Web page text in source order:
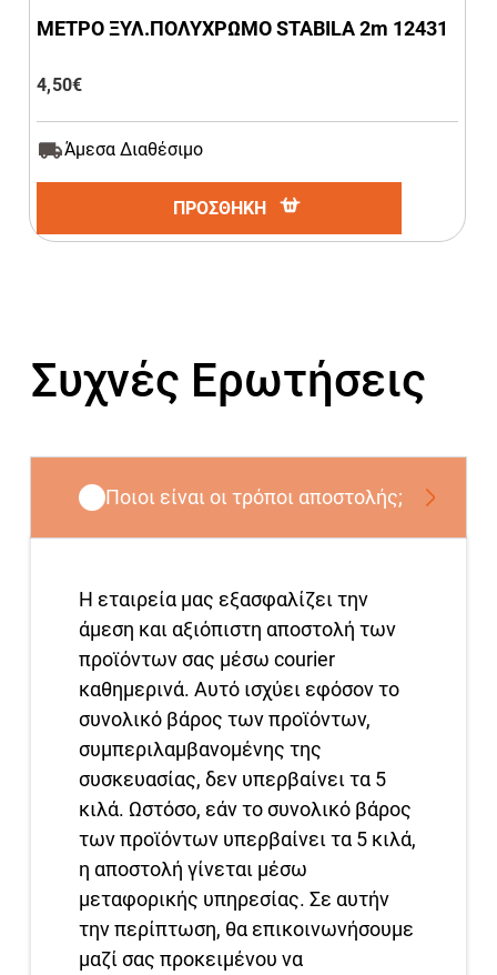
ΜΕΤΡΟ ΞΥΛ.ΠΟΛΥΧΡΩΜΟ STABILA 2m 12431
4,50€
Άμεσα Διαθέσιμο
ΠΡΟΣΘΗΚΗ
Συχνές Ερωτήσεις
Ποιοι είναι οι τρόποι αποστολής;
Η εταιρεία μας εξασφαλίζει την
άμεση και αξιόπιστη αποστολή των
προϊόντων σας μέσω courier
καθημερινά. Αυτό ισχύει εφόσον το
συνολικό βάρος των προϊόντων,
συμπεριλαμβανομένης της
συσκευασίας, δεν υπερβαίνει τα 5
κιλά. Ωστόσο, εάν το συνολικό βάρος
των προϊόντων υπερβαίνει τα 5 κιλά,
η αποστολή γίνεται μέσω
μεταφορικής υπηρεσίας. Σε αυτήν
την περίπτωση, θα επικοινωνήσουμε
μαζί σας προκειμένου να